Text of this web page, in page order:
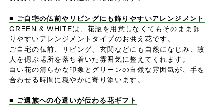
■ ご自宅の仏前やリビングにも飾りやすいアレンジメント
GREEN & WHITEは、花瓶を用意しなくてもそのまま飾
りやすいアレンジメントタイプのお供え花です。
ご自宅の仏前、リビング、玄関などにも自然になじみ、故
人を偲ぶ場所を落ち着いた雰囲気に整えてくれます。
白い花の清らかな印象とグリーンの自然な雰囲気が、手を
合わせる時間に穏やかに寄り添います。
■ ご遺族への心遣いが伝わる花ギフト